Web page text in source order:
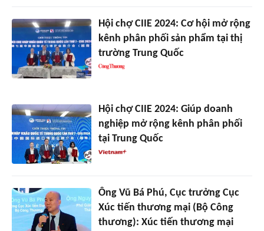
Hội chợ CIIE 2024: Cơ hội mở rộng
kênh phân phối sản phẩm tại thị
trường Trung Quốc
Hội chợ CIIE 2024: Giúp doanh
nghiệp mở rộng kênh phân phối
tại Trung Quốc
Ông Vũ Bá Phú, Cục trưởng Cục
Xúc tiến thương mại (Bộ Công
thương): Xúc tiến thương mại